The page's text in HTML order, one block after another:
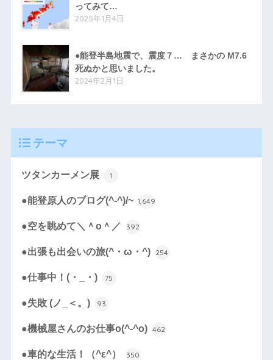
ってみて…
2025年1月4日
●能登半島地震で、震度７… まさかの M7.6
死ぬかと思いました。
2024年2月1日
テーマ
ツタンカーメン展 1
●能登原人のブログ(^-^)/~ 1,649
●空を眺めて＼＾o＾／ 392
●出張も出会いの旅(^・ω・^) 254
●仕事中！(・_・) 75
●失敗 (ノ_＜。) 93
●機械屋さんのお仕事o(^-^o) 462
●車的な生活！（^ε^） 350